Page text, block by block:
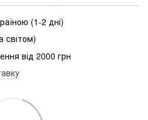
(1-2 дні)
світом)
від 2000 грн